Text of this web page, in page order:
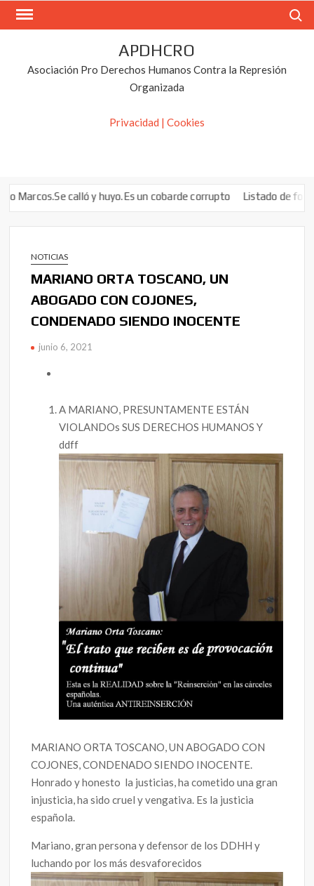
Saltar
APDHCRO
Asociación Pro Derechos Humanos Contra la Represión
Organizada
Privacidad | Cookies
calló y huyo.Es un cobarde corrupto Listado de fondos
NOTICIAS
MARIANO ORTA TOSCANO, UN
ABOGADO CON COJONES,
CONDENADO SIENDO INOCENTE
junio 6, 2021
A MARIANO, PRESUNTAMENTE ESTÁN
VIOLANDOs SUS DERECHOS HUMANOS Y
ddff
MARIANO ORTA TOSCANO, UN ABOGADO CON
COJONES, CONDENADO SIENDO INOCENTE.
Honrado y honesto la justicias, ha cometido una gran
injusticia, ha sido cruel y vengativa. Es la justicia
española.
Mariano, gran persona y defensor de los DDHH y
luchando por los más desvaforecidos